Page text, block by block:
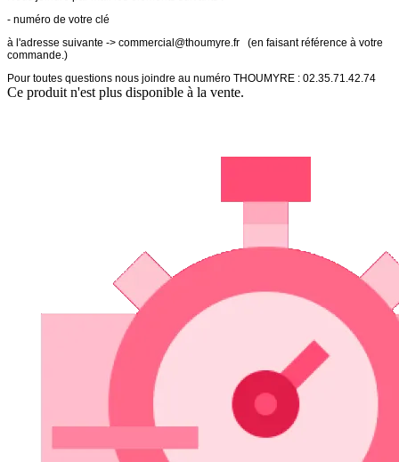
- numéro de votre clé
à l'adresse suivante -> commercial@thoumyre.fr (en faisant référence à votre
commande.)
Pour toutes questions nous joindre au numéro THOUMYRE : 02.35.71.42.74
Ce produit n'est plus disponible à la vente.